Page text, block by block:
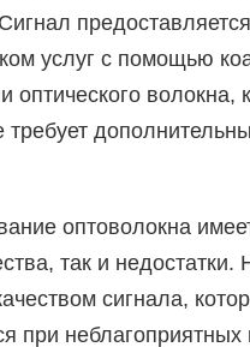
услуг с помощью
оптического волокна,
оптоволокна
так и недостатки.
сигнала,
при неблагоприятных